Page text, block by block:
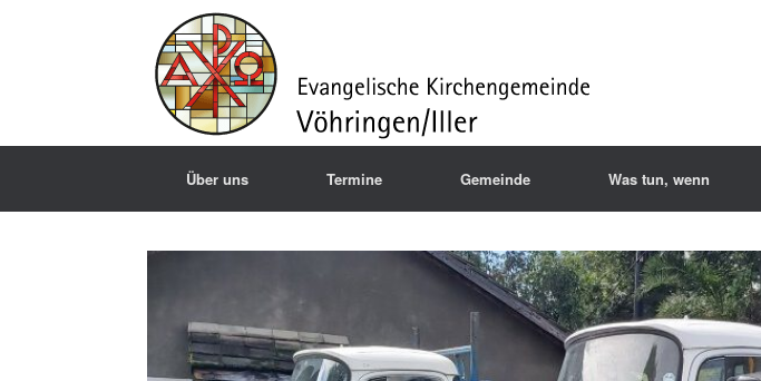
Über uns Termine Gemeinde Was tun, wenn